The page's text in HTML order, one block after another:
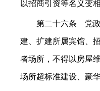
以招商引资等名义变
第二十六条 党政
建、扩建所属宾馆、
者场所，不得以房屋
场所超标准建设、豪华